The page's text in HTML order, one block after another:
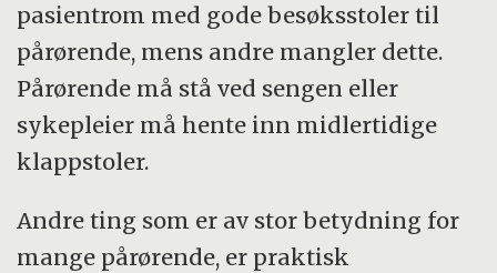
pasientrom med gode besøksstoler til
pårørende, mens andre mangler dette.
Pårørende må stå ved sengen eller
sykepleier må hente inn midlertidige
klappstoler.
Andre ting som er av stor betydning for
mange pårørende, er praktisk